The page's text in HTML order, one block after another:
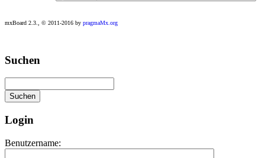
mxBoard 2.3., © 2011-2016 by pragmaMx.org
Play
best
casino
at
site
https://onlineslots.money/
Suchen
Login
Benutzername: